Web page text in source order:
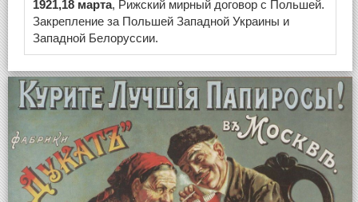
1921,18 марта, Рижский мирный договор с Польшей.
Закрепление за Польшей Западной Украины и
Западной Белоруссии.